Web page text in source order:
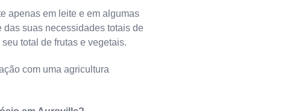
apenas em leite e em algumas
suas necessidades totais de
total de frutas e vegetais.
com uma agricultura